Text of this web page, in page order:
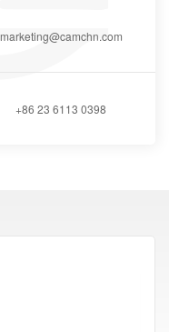
marketing@camchn.com
+86 23 6113 0398